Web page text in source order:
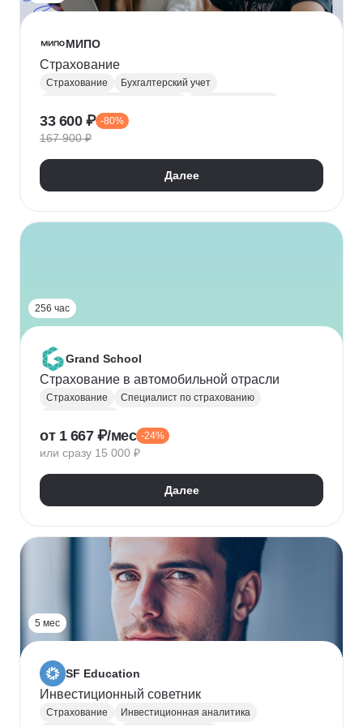
МИПО
Страхование
Страхование
Бухгалтерский учет
Управление рисками
33 600 ₽ -80%
167 900 ₽
Далее
256 час
Grand School
Страхование в автомобильной отрасли
Страхование
Специалист по страхованию
от 1 667 ₽/мес -24%
или сразу 15 000 ₽
Далее
5 мес
SF Education
Инвестиционный советник
Страхование
Инвестиционная аналитика